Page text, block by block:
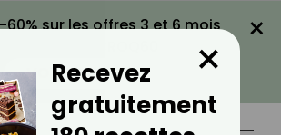
-60% sur les offres 3 et 6 mois
VOIR LA PROMO
×
Recevez
gratuitement
×